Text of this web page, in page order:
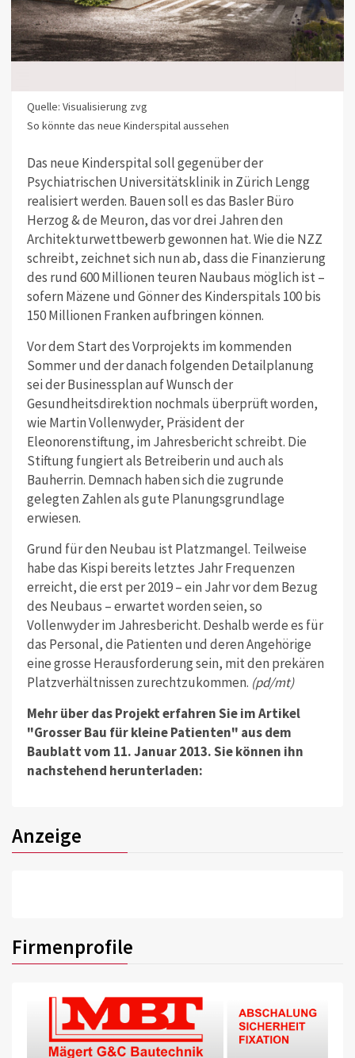
Quelle: Visualisierung zvg
So könnte das neue Kinderspital aussehen
Das neue Kinderspital soll gegenüber der
Psychiatrischen Universitätsklinik in Zürich Lengg
realisiert werden. Bauen soll es das Basler Büro
Herzog & de Meuron, das vor drei Jahren den
Architekturwettbewerb gewonnen hat. Wie die NZZ
schreibt, zeichnet sich nun ab, dass die Finanzierung
des rund 600 Millionen teuren Naubaus möglich ist –
sofern Mäzene und Gönner des Kinderspitals 100 bis
150 Millionen Franken aufbringen können.
Vor dem Start des Vorprojekts im kommenden
Sommer und der danach folgenden Detailplanung
sei der Businessplan auf Wunsch der
Gesundheitsdirektion nochmals überprüft worden,
wie Martin Vollenwyder, Präsident der
Eleonorenstiftung, im Jahresbericht schreibt. Die
Stiftung fungiert als Betreiberin und auch als
Bauherrin. Demnach haben sich die zugrunde
gelegten Zahlen als gute Planungsgrundlage
erwiesen.
Grund für den Neubau ist Platzmangel. Teilweise
habe das Kispi bereits letztes Jahr Frequenzen
erreicht, die erst per 2019 – ein Jahr vor dem Bezug
des Neubaus – erwartet worden seien, so
Vollenwyder im Jahresbericht. Deshalb werde es für
das Personal, die Patienten und deren Angehörige
eine grosse Herausforderung sein, mit den prekären
Platzverhältnissen zurechtzukommen. (pd/mt)
Mehr über das Projekt erfahren Sie im Artikel
"Grosser Bau für kleine Patienten" aus dem
Baublatt vom 11. Januar 2013. Sie können ihn
nachstehend herunterladen:
Anzeige
Firmenprofile